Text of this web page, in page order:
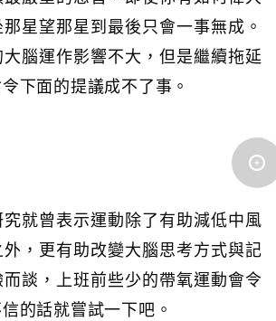
星望那星到最後只會一事無成。
腦運作影響不大，但是繼續拖延
下面的提議成不了事。
就曾表示運動除了有助減低中風
，更有助改變大腦思考方式與記
談，上班前些少的帶氧運動會令
的話就嘗試一下吧。